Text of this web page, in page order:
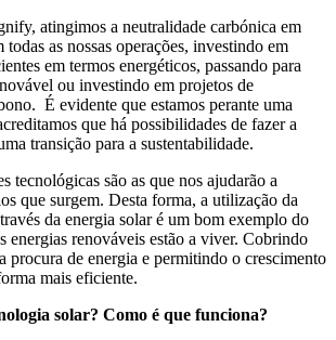
atingimos a neutralidade carbónica em
todas as nossas operações, investindo em
em termos energéticos, passando para
ou investindo em projetos de
É evidente que estamos perante uma
que há possibilidades de fazer a
transição para a sustentabilidade.
tecnológicas são as que nos ajudarão a
que surgem. Desta forma, a utilização da
da energia solar é um bom exemplo do
energias renováveis estão a viver. Cobrindo
procura de energia e permitindo o crescimento
mais eficiente.
solar? Como é que funciona?